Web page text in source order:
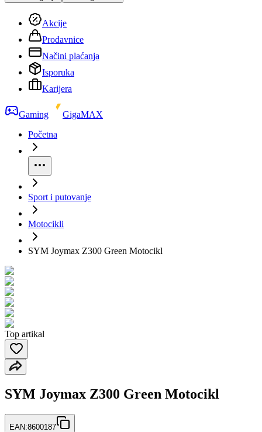
Akcije
Prodavnice
Načini plaćanja
Isporuka
Karijera
Gaming
GigaMAX
Početna
Sport i putovanje
Motocikli
SYM Joymax Z300 Green Motocikl
Top artikal
SYM Joymax Z300 Green Motocikl
EAN:8600187